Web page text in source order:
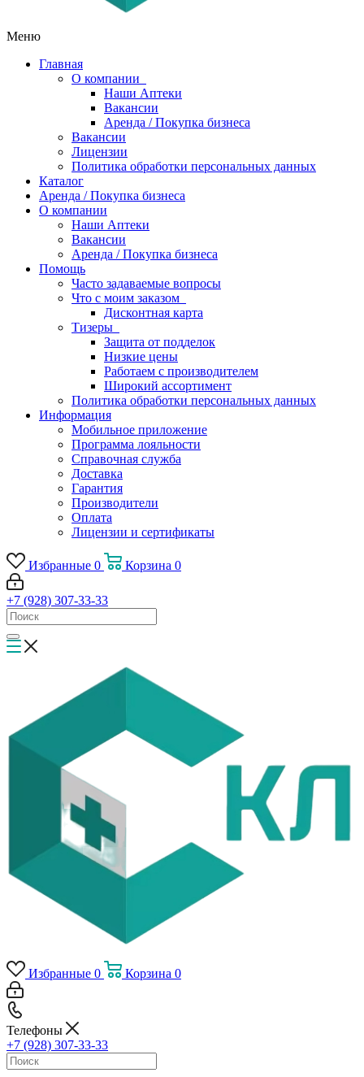
Меню
Главная
О компании
Наши Аптеки
Вакансии
Аренда / Покупка бизнеса
Вакансии
Лицензии
Политика обработки персональных данных
Каталог
Аренда / Покупка бизнеса
О компании
Наши Аптеки
Вакансии
Аренда / Покупка бизнеса
Помощь
Часто задаваемые вопросы
Что с моим заказом
Дисконтная карта
Тизеры
Защита от подделок
Низкие цены
Работаем с производителем
Широкий ассортимент
Политика обработки персональных данных
Информация
Мобильное приложение
Программа лояльности
Справочная служба
Доставка
Гарантия
Производители
Оплата
Лицензии и сертификаты
Избранные 0 Корзина 0
+7 (928) 307-33-33
Избранные 0 Корзина 0
Телефоны
+7 (928) 307-33-33